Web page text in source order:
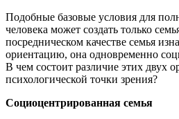
Подобные базовые условия для
человека может создать только
посредническом качестве семья
ориентацию, она одновременно
В чем состоит различие этих двух
психологической точки зрения?
Социоцентрированная семья